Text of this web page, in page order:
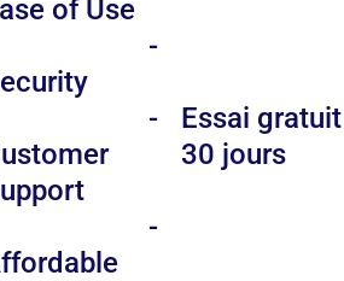
of Use
-
-
-
Essai
30 jours